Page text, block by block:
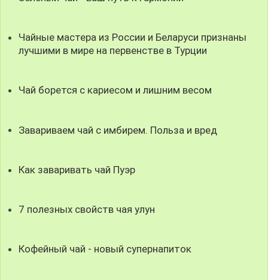
Чайные мастера из России и Беларуси признаны
лучшими в мире на первенстве в Турции
Чай борется с кариесом и лишним весом
Завариваем чай с имбирем. Польза и вред
Как заваривать чай Пуэр
7 полезных свойств чая улун
Кофейный чай - новый супернапиток